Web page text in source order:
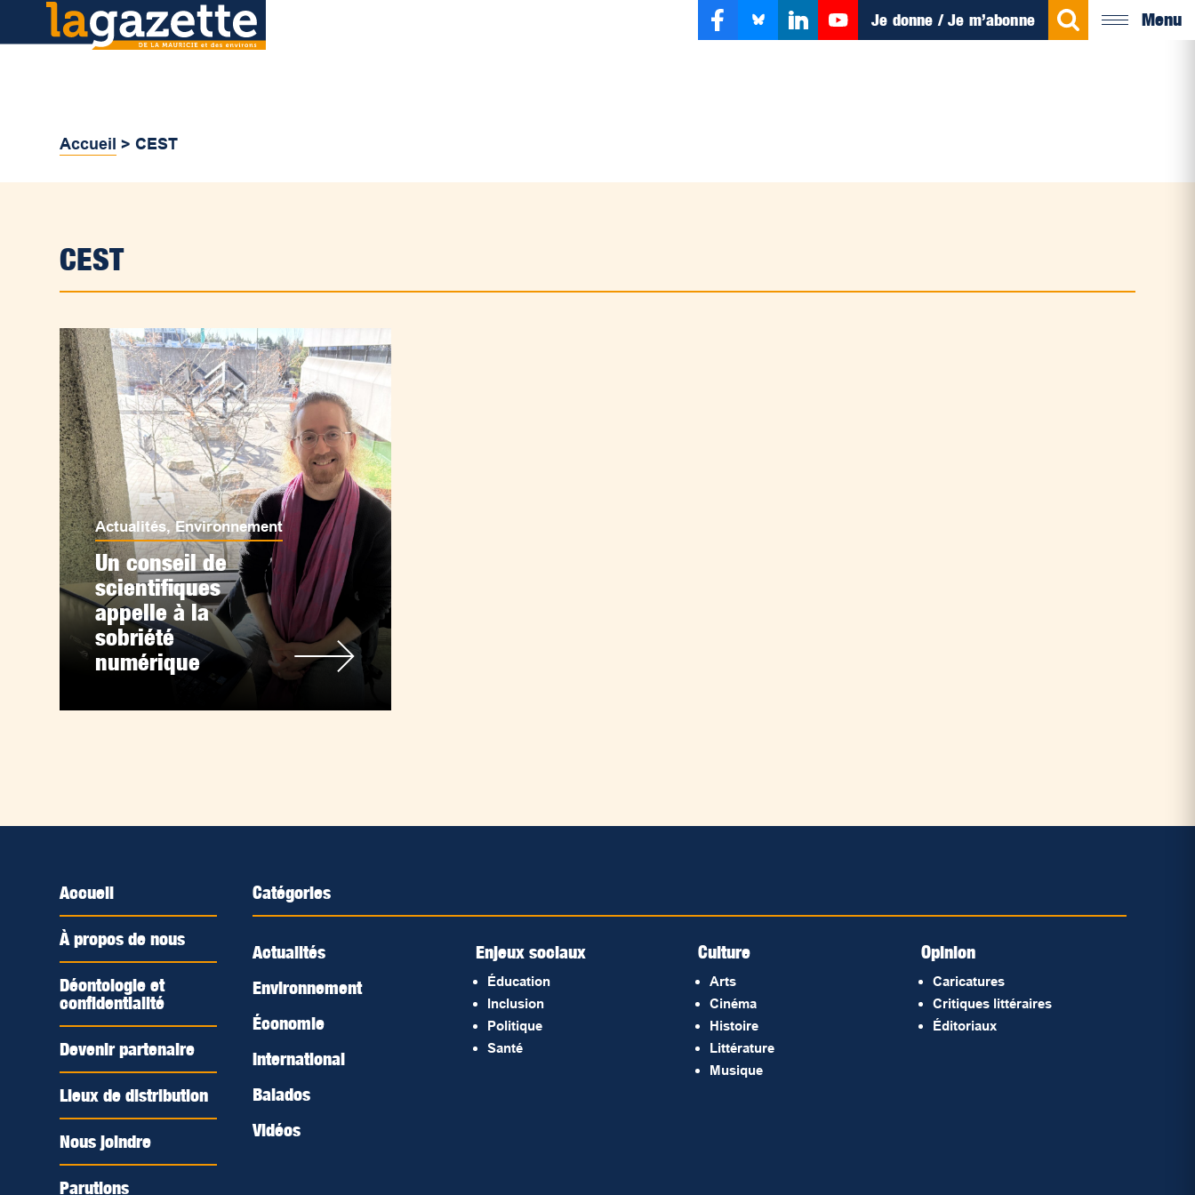
Je donne / Je m’abonne Menu
Accueil >CEST
CEST
Actualités,Environnement
Un conseil de
scientifiques
appelle à la
sobriété
numérique
Accueil
À propos de nous
Déontologie et
confidentialité
Devenir partenaire
Lieux de distribution
Nous joindre
Parutions
Catégories
Actualités
Environnement
Économie
International
Balados
Vidéos
Enjeux sociaux
Éducation
Inclusion
Politique
Santé
Culture
Arts
Cinéma
Histoire
Littérature
Musique
Opinion
Caricatures
Critiques littéraires
Éditoriaux